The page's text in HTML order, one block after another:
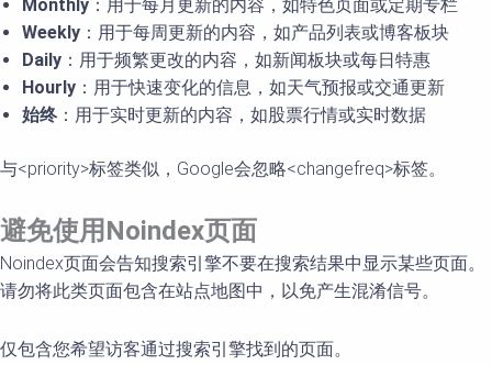
Monthly ：用于每月更新的内容，如特色页面或定期专栏
Weekly ：用于每周更新的内容，如产品列表或博客板块
Daily ：用于频繁更改的内容，如新闻板块或每日特惠
Hourly ：用于快速变化的信息，如天气预报或交通更新
始终：用于实时更新的内容，如股票行情或实时数据
与<priority>标签类似，Google会忽略<changefreq>标签。
避免使用 Noindex页面
Noindex页面会告知搜索引擎不要在搜索结果中显示某些页面。
请勿将此类页面包含在站点地图中，以免产生混淆信号。
仅包含您希望访客通过搜索引擎找到的页面。